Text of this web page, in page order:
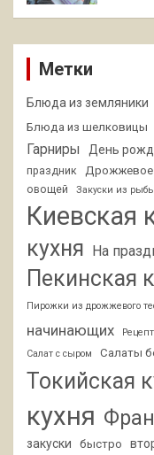
Метки
Блюда из земляники
Блюда из шелковицы
Гарниры День
праздник
Дрожжевое
овощей
Закуски из
Киевская
кухня
На
Пекинская
Пирожки из дрожжевого
начинающих
Салат с сыром Салаты
Токийская
кухня
закуски
быстро